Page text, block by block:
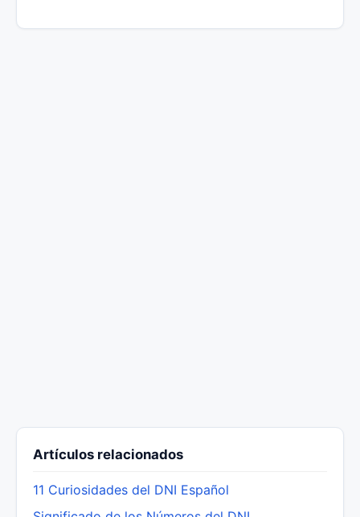
Artículos relacionados
11 Curiosidades del DNI Español